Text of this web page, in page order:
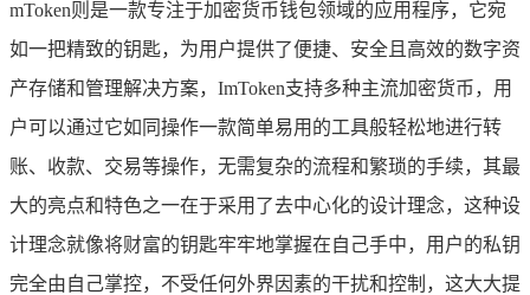
mToken则是一款专注于加密货币钱包领域的应用程序，它宛
如一把精致的钥匙，为用户提供了便捷、安全且高效的数字资
产存储和管理解决方案，ImToken支持多种主流加密货币，用
户可以通过它如同操作一款简单易用的工具般轻松地进行转
账、收款、交易等操作，无需复杂的流程和繁琐的手续，其最
大的亮点和特色之一在于采用了去中心化的设计理念，这种设
计理念就像将财富的钥匙牢牢地掌握在自己手中，用户的私钥
完全由自己掌控，不受任何外界因素的干扰和控制，这大大提